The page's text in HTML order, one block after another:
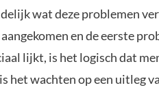
wat deze problemen
en de eerste
lijkt, is het logisch dat
het wachten op een uitleg